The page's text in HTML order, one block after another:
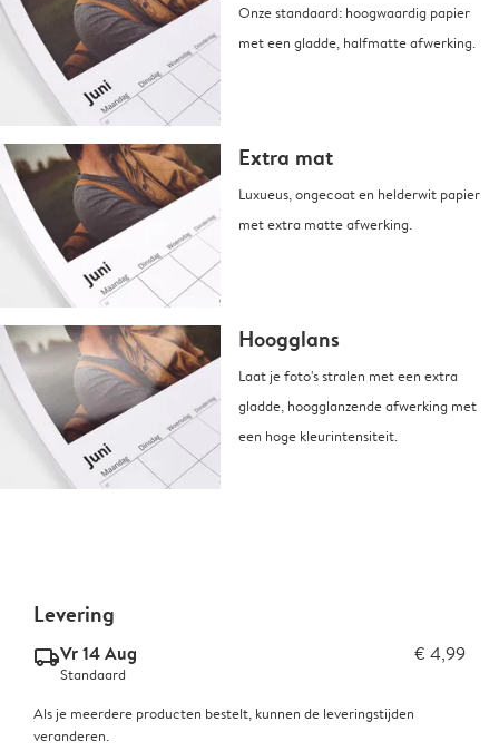
Onze standaard: hoogwaardig papier
met een gladde, halfmatte afwerking.
Extra mat
Luxueus, ongecoat en helderwit papier
met extra matte afwerking.
Hoogglans
Laat je foto's stralen met een extra
gladde, hoogglanzende afwerking met
een hoge kleurintensiteit.
Levering
delivery_standard_v2Vr 14 Aug € 4,99
Standaard
Als je meerdere producten bestelt, kunnen de leveringstijden
veranderen.